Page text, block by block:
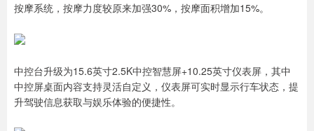
按摩系统，按摩力度较原来加强30%，按摩面积增加15%。
中控台升级为15.6英寸2.5K中控智慧屏+10.25英寸仪表屏，其中
中控屏桌面内容支持灵活自定义，仪表屏可实时显示行车状态，提
升驾驶信息获取与娱乐体验的便捷性。